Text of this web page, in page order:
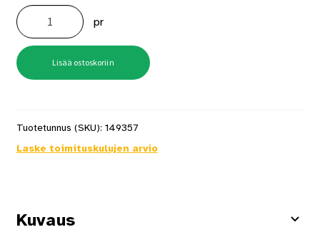
Työkäsine
Winter
Target
Musta
Koko
10
Art.No
10502
määrä
pr
Lisää ostoskoriin
Tuotetunnus (SKU): 149357
Laske toimituskulujen arvio
Kuvaus